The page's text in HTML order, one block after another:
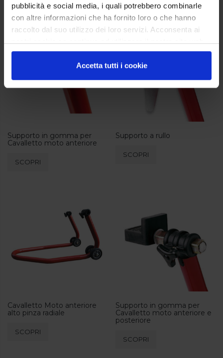
pubblicità e social media, i quali potrebbero combinarle
con altre informazioni che ha fornito loro o che hanno
raccolto dal suo utilizzo dei loro servizi. Acconsenta ai
nostri cookie se continua ad utilizzare il nostro sito web.
Accetta tutti i cookie
Prodotti correlati
Supporto in gomma per
Cavalletto moto anteriore
SCOPRI
Supporto a rullo
SCOPRI
Cavalletto Moto anteriore
alto pinza radiale
SCOPRI
Supporto in gomma per
Cavalletto moto anteriore e
posteriore
SCOPRI